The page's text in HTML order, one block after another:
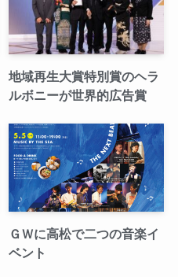
地域再生大賞特別賞のヘラ
ルボニーが世界的広告賞
ＧＷに高松で二つの音楽イ
ベント